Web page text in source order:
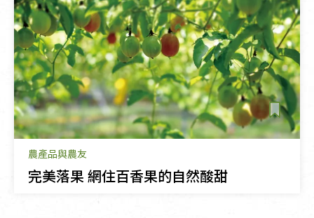
農產品與農友
完美落果 網住百香果的自然酸甜